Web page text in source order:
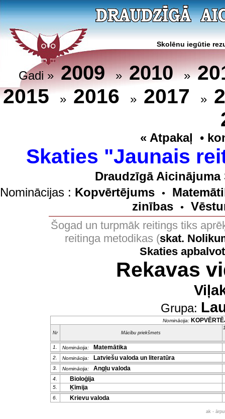
Skolēnu iegūtie
Gadi »2009»2010»
2015 » 2016 » 2017 »
« Atpakaļ •
Skaties "Jaunais
Draudzīgā
Nominācijas : Kopvērtējums •
zinības
•
Šogad un turpmāk reitings tiks
reitinga metodikas (skat.
Skaties
Rekavas
Grupa:
Nominācija:
Nr Mācību priekšmets
1. Nominācija: Matemātika
2. Nominācija: Latviešu valoda un literatūra
3. Nominācija: Angļu valoda
4. Bioloģija
5. Ķīmija
6. Krievu valoda
ak -